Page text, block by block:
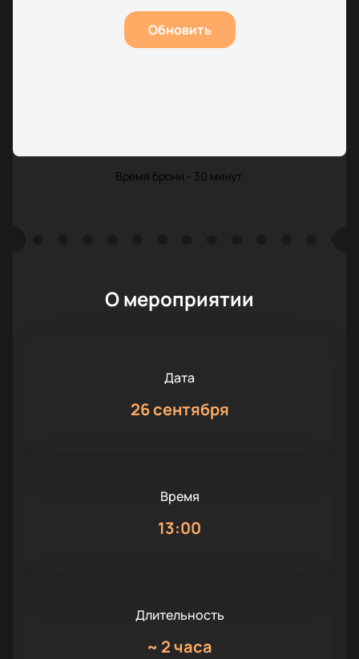
Обновить
Время брони - 30 минут.
О мероприятии
Дата
26 сентября
Время
13:00
Длительность
~ 2 часа